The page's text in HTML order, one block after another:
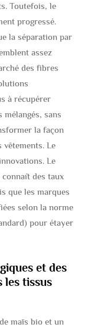
Toutefois, le
progressé.
la séparation par
assez
des fibres
à récupérer
sans
la façon
Le
Le
des taux
que les marques
selon la norme
pour étayer
et des
les tissus
maïs bio et un